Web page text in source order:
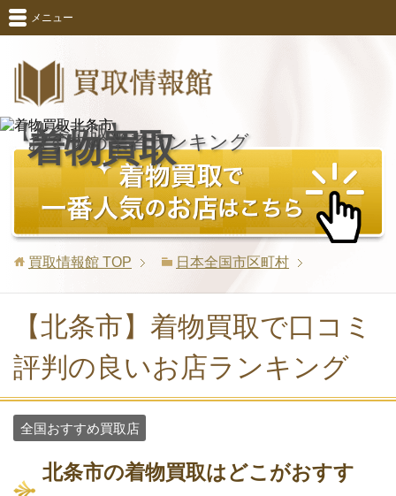
メニュー
【北条市版】
着物買取
おすすめ業者ランキング
買取情報館 TOP 日本全国市区町村
【北条市】着物買取で口コミ
評判の良いお店ランキング
全国おすすめ買取店
北条市の着物買取はどこがおすす